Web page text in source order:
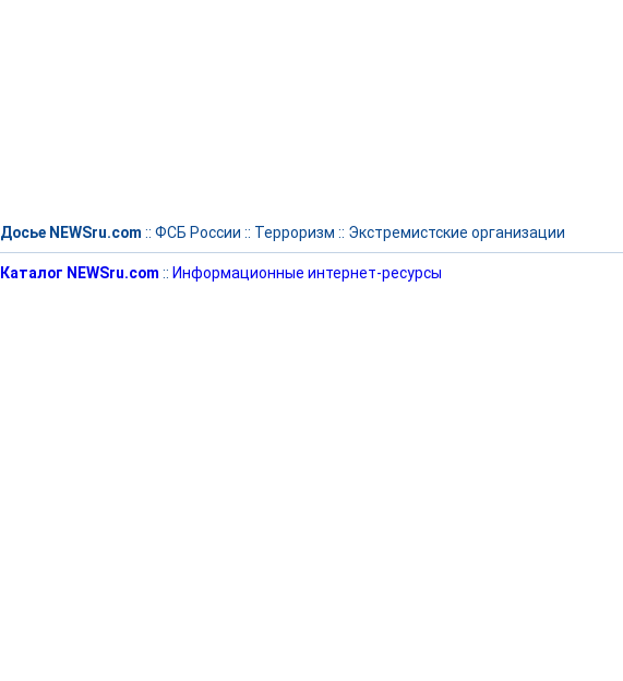
Досье NEWSru.com :: ФСБ России :: Терроризм :: Экстремистские организации
Каталог NEWSru.com :: Информационные интернет-ресурсы